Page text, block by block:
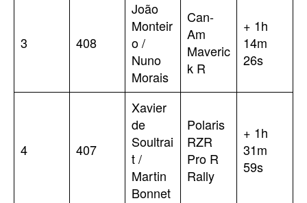
3 408
João
Monteir
o /
Nuno
Morais
Can-
Am
Maveric
k R
+ 1h
14m
26s
4 407
Xavier
de
Soultrai
t /
Martin
Bonnet
Polaris
RZR
Pro R
Rally
+ 1h
31m
59s